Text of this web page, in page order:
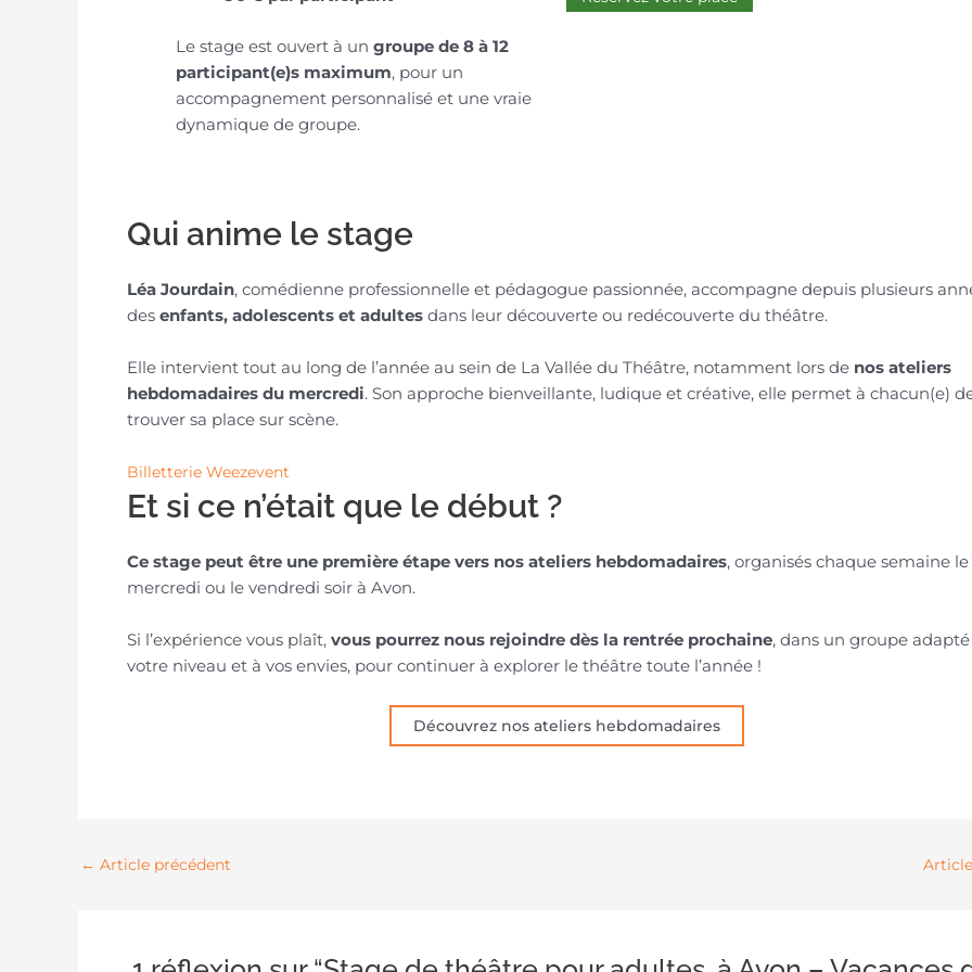
Le stage est ouvert à un groupe de 8 à 12
participant(e)s maximum, pour un
accompagnement personnalisé et une vraie
dynamique de groupe.
Qui anime le stage
Léa Jourdain, comédienne professionnelle et pédagogue passionnée, accompagne depuis plusieurs
des enfants, adolescents et adultes dans leur découverte ou redécouverte du théâtre.
Elle intervient tout au long de l’année au sein de La Vallée du Théâtre, notamment lors de nos ateliers
hebdomadaires du mercredi. Son approche bienveillante, ludique et créative, elle permet à chacun(e)
trouver sa place sur scène.
Billetterie Weezevent
Et si ce n’était que le début ?
Ce stage peut être une première étape vers nos ateliers hebdomadaires, organisés chaque semaine le
mercredi ou le vendredi soir à Avon.
Si l’expérience vous plaît, vous pourrez nous rejoindre dès la rentrée prochaine, dans un groupe adapté
votre niveau et à vos envies, pour continuer à explorer le théâtre toute l’année !
Découvrez nos ateliers hebdomadaires
← Article précédent